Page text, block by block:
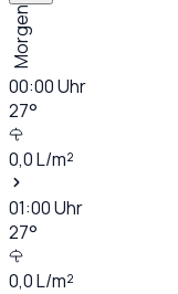
Morgen
00:00Uhr
27°
0,0L/m²
01:00Uhr
27°
0,0L/m²